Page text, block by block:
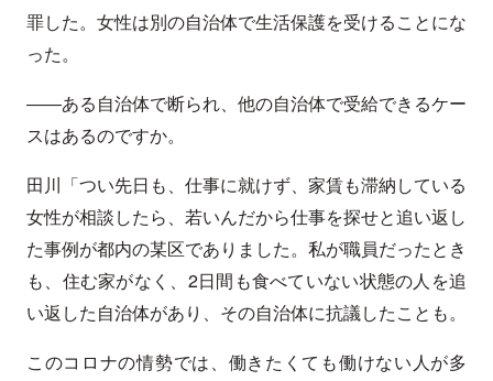
罪した。女性は別の自治体で生活保護を受けることにな
った。
――ある自治体で断られ、他の自治体で受給できるケー
スはあるのですか。
田川「つい先日も、仕事に就けず、家賃も滞納している
女性が相談したら、若いんだから仕事を探せと追い返し
た事例が都内の某区でありました。私が職員だったとき
も、住む家がなく、2日間も食べていない状態の人を追
い返した自治体があり、その自治体に抗議したことも。
このコロナの情勢では、働きたくても働けない人が多